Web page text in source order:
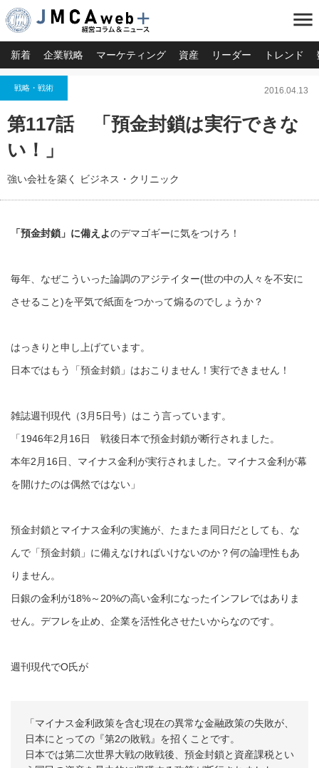
menu
新着 企業戦略 マーケティング 資産 リーダー トレンド
戦略・戦術 2016.04.13
第117話 「預金封鎖は実行できな
い！」
強い会社を築く ビジネス・クリニック
「預金封鎖」に備えよのデマゴギーに気をつけろ！
毎年、なぜこういった論調のアジテイター(世の中の人々を不安に
させること)を平気で紙面をつかって煽るのでしょうか？
はっきりと申し上げています。
日本ではもう「預金封鎖」はおこりません！実行できません！
雑誌週刊現代（3月5日号）はこう言っています。
「1946年2月16日 戦後日本で預金封鎖が断行されました。
本年2月16日、マイナス金利が実行されました。マイナス金利が幕
を開けたのは偶然ではない」
預金封鎖とマイナス金利の実施が、たまたま同日だとしても、な
んで「預金封鎖」に備えなければいけないのか？何の論理性もあ
りません。
日銀の金利が18%～20%の高い金利になったインフレではありま
せん。デフレを止め、企業を活性化させたいからなのです。
週刊現代でO氏が
「マイナス金利政策を含む現在の異常な金融政策の失敗が、
日本にとっての『第2の敗戦』を招くことです。
日本では第二次世界大戦の敗戦後、預金封鎖と資産課税とい